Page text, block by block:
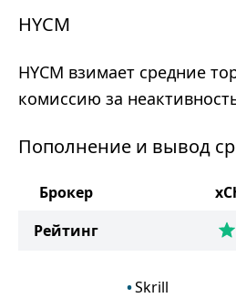
HYCM
HYCM взимает средние
комиссию за
Пополнение и вывод
Брокер
Рейтинг
Skrill